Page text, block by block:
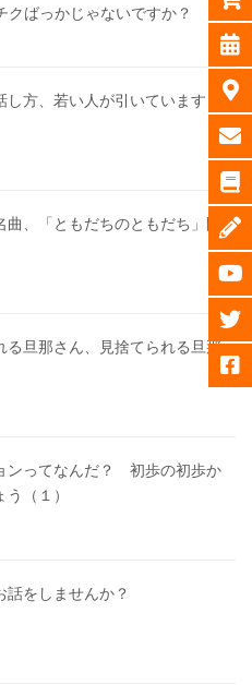
ばっかじゃないですか？
し方、若い人が引いています
、「ともだちのともだち」問
る旦那さん、見捨てられる旦那
ンってなんだ？ 初歩の初歩か
（１）
話をしませんか？